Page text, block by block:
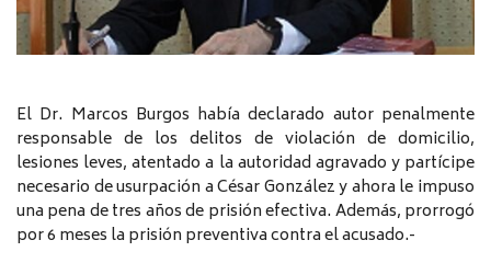
El Dr. Marcos Burgos había declarado autor penalmente
responsable de los delitos de violación de domicilio,
lesiones leves, atentado a la autoridad agravado y partícipe
necesario de usurpación a César González y ahora le impuso
una pena de tres años de prisión efectiva. Además, prorrogó
por 6 meses la prisión preventiva contra el acusado.-